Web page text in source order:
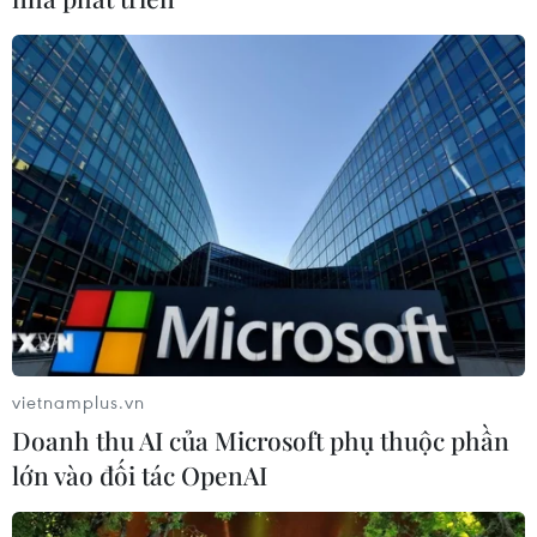
SJC lên ngưỡng 143,3 triệu đồng mỗi
lượng
06/08/2026 02:12
Triều Tiên mở đường bay Bình
Nhưỡng-Wonsan Kalma thúc đẩy du
lịch
06/08/2026 02:05
Giá vàng ngày 6/8: Bảng giá tại các
công ty vàng bạc đá quý
06/08/2026 01:54
Chọn đúng đầu tàu: Danh mục
vietnamplus.vn
Doanh thu AI của Microsoft phụ thuộc phần
lớn vào đối tác OpenAI